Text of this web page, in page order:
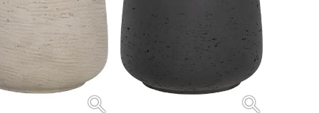
search search